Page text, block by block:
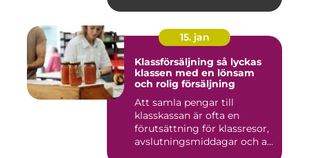
15. jan
Klassförsäljning så lyckas
klassen med en lönsam
och rolig försäljning
Att samla pengar till
klasskassan är ofta en
förutsättning för klassresor,
avslutningsmiddagar och a...